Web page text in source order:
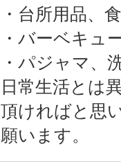
・台所用品、
・バーベキ
・パジャマ、
日常生活とは
頂ければと思
願います。